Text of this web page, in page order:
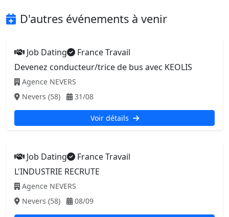
D'autres événements à venir
Job Dating
France Travail
Devenez conducteur/trice de bus avec KEOLIS
Agence NEVERS
Nevers (58)
31/08
Voir détails
Job Dating
France Travail
L'INDUSTRIE RECRUTE
Agence NEVERS
Nevers (58)
08/09